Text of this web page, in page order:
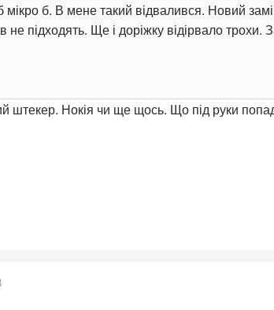
б. В мене такий відвалився. Новий
підходять. Ще і доріжку відірвало трохи.
штекер. Нокія чи ще щось. Що під руки